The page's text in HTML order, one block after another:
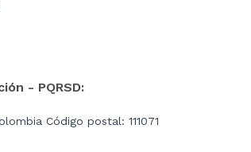
- PQRSD:
Código postal: 111071